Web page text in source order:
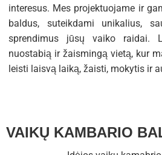
interesus. Mes projektuojame ir
baldus, suteikdami unikalius,
sprendimus jūsų vaiko raidai.
nuostabią ir žaismingą vietą, kur
leisti laisvą laiką, žaisti, mokytis ir
VAIKŲ KAMBARIO